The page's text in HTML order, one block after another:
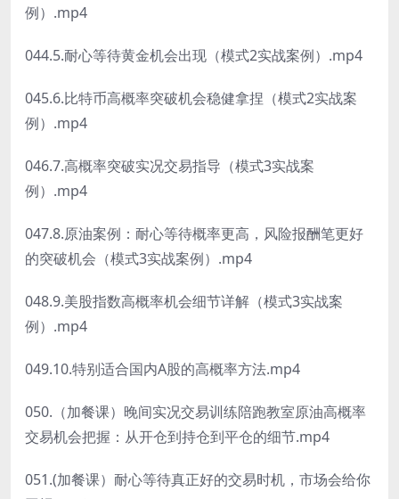
例）.mp4
044.5.耐心等待黄金机会出现（模式2实战案例）.mp4
045.6.比特币高概率突破机会稳健拿捏（模式2实战案
例）.mp4
046.7.高概率突破实况交易指导（模式3实战案
例）.mp4
047.8.原油案例：耐心等待概率更高，风险报酬笔更好
的突破机会（模式3实战案例）.mp4
048.9.美股指数高概率机会细节详解（模式3实战案
例）.mp4
049.10.特别适合国内A股的高概率方法.mp4
050.（加餐课）晚间实况交易训练陪跑教室原油高概率
交易机会把握：从开仓到持仓到平仓的细节.mp4
051.(加餐课）耐心等待真正好的交易时机，市场会给你